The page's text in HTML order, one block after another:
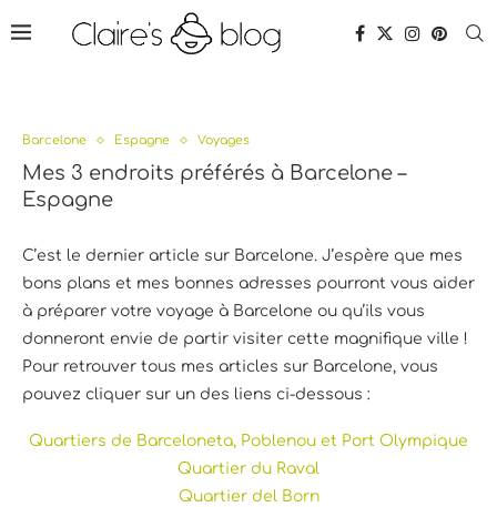
Barcelone Espagne Voyages
Mes 3 endroits préférés à Barcelone –
Espagne
C’est le dernier article sur Barcelone. J’espère que mes
bons plans et mes bonnes adresses pourront vous aider
à préparer votre voyage à Barcelone ou qu’ils vous
donneront envie de partir visiter cette magnifique ville !
Pour retrouver tous mes articles sur Barcelone, vous
pouvez cliquer sur un des liens ci-dessous :
Quartiers de Barceloneta, Poblenou et Port Olympique
Quartier du Raval
Quartier del Born